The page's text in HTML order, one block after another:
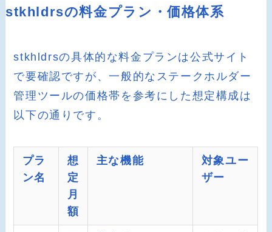
stkhldrsの料金プラン・価格体系
stkhldrsの具体的な料金プランは公式サイト
で要確認ですが、一般的なステークホルダー
管理ツールの価格帯を参考にした想定構成は
以下の通りです。
プラ
ン名
想
定
月
額
主な機能
対象ユー
ザー